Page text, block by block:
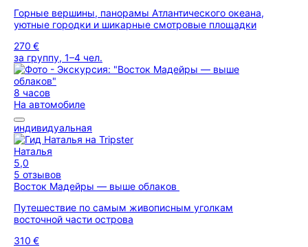
Горные вершины, панорамы Атлантического океана,
уютные городки и шикарные смотровые площадки
270 €
за группу, 1–4 чел.
8 часов
На автомобиле
индивидуальная
Наталья
5,0
5 отзывов
Восток Мадейры — выше облаков
Путешествие по самым живописным уголкам
восточной части острова
310 €